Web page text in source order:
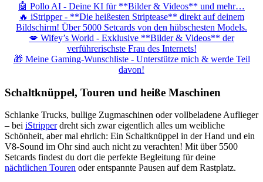
🤖 Pollo AI - Deine KI für **Bilder & Videos** und mehr…
🔥 iStripper - **Die heißesten Striptease** direkt auf deinem
Bildschirm! Über 5000 Setcards von den hübschesten Models.
💋 Wifey’s World - Exklusive **Bilder & Videos** der
verführerischste Frau des Internets!
🎁 Meine Gaming-Wunschliste - Unterstütze mich & werde Teil
davon!
Schaltknüppel, Touren und heiße Maschinen
Schlanke Trucks, bullige Zugmaschinen oder vollbeladene Auflieger
– bei iStripperdreht sich zwar eigentlich alles um weibliche
Schönheit, aber mal ehrlich: Ein Schaltknüppel in der Hand und ein
V8-Sound im Ohr sind auch nicht zu verachten! Mit über 5500
Setcards findest du dort die perfekte Begleitung für deine
nächtlichen Touren oder entspannte Pausen auf dem Rastplatz.